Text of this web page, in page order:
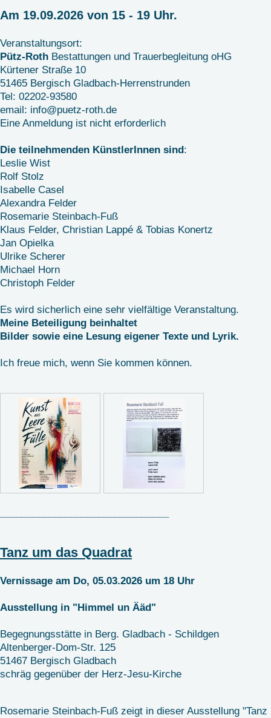
Am 19.09.2026 von 15 - 19 Uhr.
Veranstaltungsort:
Pütz-Roth Bestattungen und Trauerbegleitung oHG
Kürtener Straße 10
51465 Bergisch Gladbach-Herrenstrunden
Tel: 02202-93580
email: info@puetz-roth.de
Eine Anmeldung ist nicht erforderlich
Die teilnehmenden KünstlerInnen sind:
Leslie Wist
Rolf Stolz
Isabelle Casel
Alexandra Felder
Rosemarie Steinbach-Fuß
Klaus Felder, Christian Lappé & Tobias Konertz
Jan Opielka
Ulrike Scherer
Michael Horn
Christoph Felder
Es wird sicherlich eine sehr vielfältige Veranstaltung.
Meine Beteiligung beinhaltet
Bilder sowie eine Lesung eigener Texte und Lyrik.
Ich freue mich, wenn Sie kommen können.
Tanz um das Quadrat
Vernissage am Do, 05.03.2026 um 18 Uhr
Ausstellung in "Himmel un Ääd"
Begegnungsstätte in Berg. Gladbach - Schildgen
Altenberger-Dom-Str. 125
51467 Bergisch Gladbach
schräg gegenüber der Herz-Jesu-Kirche
Rosemarie Steinbach-Fuß zeigt in dieser Ausstellung "Tanz